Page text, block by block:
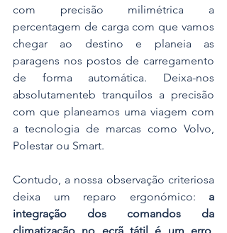
com precisão milimétrica a
percentagem de carga com que vamos
chegar ao destino e planeia as
paragens nos postos de carregamento
de forma automática. Deixa-nos
absolutamenteb tranquilos a precisão
com que planeamos uma viagem com
a tecnologia de marcas como Volvo,
Polestar ou Smart.
Contudo, a nossa observação criteriosa
deixa um reparo ergonómico: a
integração dos comandos da